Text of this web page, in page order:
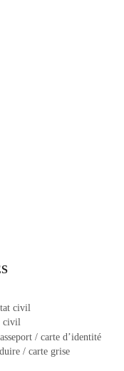
civil
civil
/ carte d’identité
/ carte grise